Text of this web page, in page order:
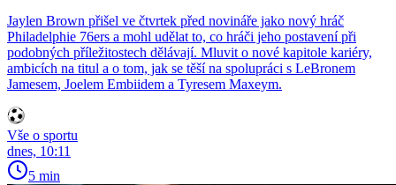
Jaylen Brown přišel ve čtvrtek před novináře jako nový hráč
Philadelphie 76ers a mohl udělat to, co hráči jeho postavení při
podobných příležitostech dělávají. Mluvit o nové kapitole kariéry,
ambicích na titul a o tom, jak se těší na spolupráci s LeBronem
Jamesem, Joelem Embiidem a Tyresem Maxeym.
Vše o sportu
dnes, 10:11
5 min